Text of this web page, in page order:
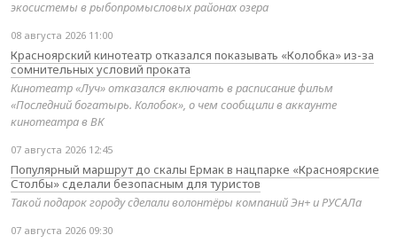
экосистемы в рыбопромысловых районах озера
08 августа 2026 11:00
Красноярский кинотеатр отказался показывать «Колобка» из-за
сомнительных условий проката
Кинотеатр «Луч» отказался включать в расписание фильм
«Последний богатырь. Колобок», о чем сообщили в аккаунте
кинотеатра в ВК
07 августа 2026 12:45
Популярный маршрут до скалы Ермак в нацпарке «Красноярские
Столбы» сделали безопасным для туристов
Такой подарок городу сделали волонтёры компаний Эн+ и РУСАЛа
07 августа 2026 09:30